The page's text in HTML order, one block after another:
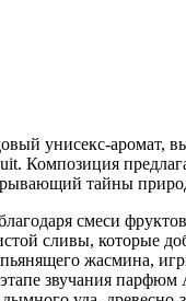
унисекс-аромат,
Композиция
тайны
смеси
сливы, которые
жасмина,
звучания парфюм